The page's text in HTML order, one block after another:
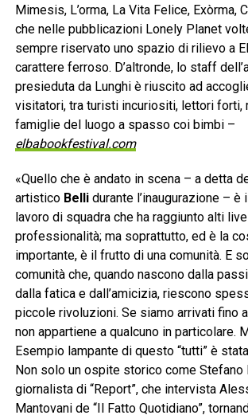
Mimesis, L’orma, La Vita Felice, Exòrma,
che nelle pubblicazioni Lonely Planet
sempre riservato uno spazio di rilievo a
carattere ferroso. D’altronde, lo staff
presieduta da Lunghi è riuscito ad
visitatori, tra turisti incuriositi, lettori forti,
famiglie del luogo a spasso coi bimbi –
elbabookfestival.com
«Quello che è andato in scena – a detta
artistico Bellidurante l’inaugurazione – è
lavoro di squadra che ha raggiunto alti
professionalità; ma soprattutto, ed è la
importante, è il frutto di una comunità. E
comunità che, quando nascono dalla
dalla fatica e dall’amicizia, riescono
piccole rivoluzioni. Se siamo arrivati fino
non appartiene a qualcuno in particolare.
Esempio lampante di questo “tutti” è
Non solo un ospite storico come Stefano
giornalista di “Report”, che intervista
Mantovani de “Il Fatto Quotidiano”,